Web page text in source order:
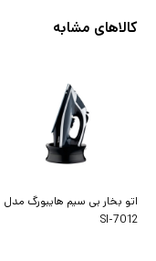
کالاهای مشابه
اتو بخار بی سیم هایبورگ مدل
SI-7012